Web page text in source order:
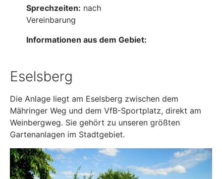
Sprechzeiten: nach
Vereinbarung
Informationen aus dem Gebiet:
Eselsberg
Die Anlage liegt am Eselsberg zwischen dem
Mähringer Weg und dem VfB-Sportplatz, direkt am
Weinbergweg. Sie gehört zu unseren größten
Gartenanlagen im Stadtgebiet.